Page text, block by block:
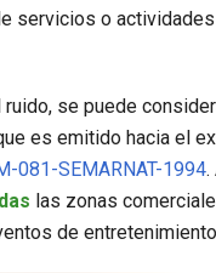
servicios o
se puede
es emitido hacia el
081-SEMARNAT-1994.
las zonas
de